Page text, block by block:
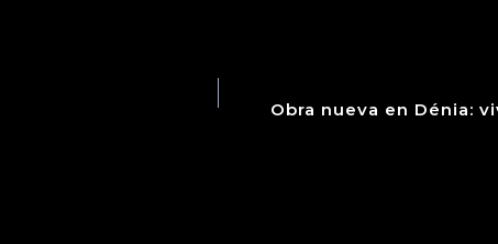
Obra nueva en Dénia: